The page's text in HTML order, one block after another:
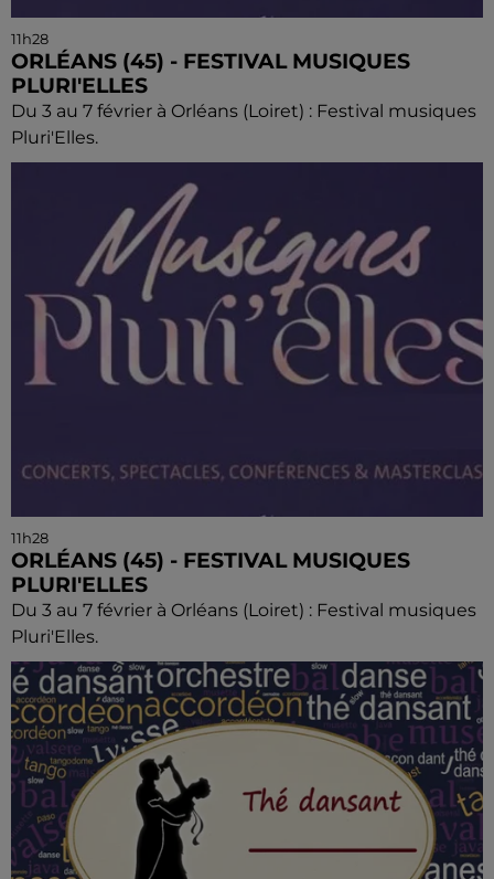
11h28
ORLÉANS (45) - FESTIVAL MUSIQUES
PLURI'ELLES
Du 3 au 7 février à Orléans (Loiret) : Festival musiques
Pluri'Elles.
11h28
ORLÉANS (45) - FESTIVAL MUSIQUES
PLURI'ELLES
Du 3 au 7 février à Orléans (Loiret) : Festival musiques
Pluri'Elles.